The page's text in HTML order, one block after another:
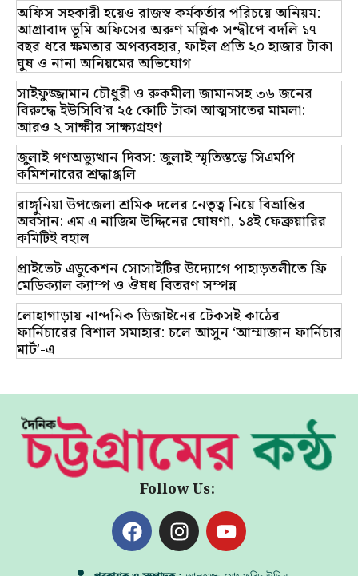
অফিস সহকারী হয়েও রাজস্ব কর্মকর্তার পরিচয়ে অনিয়ম:
আগ্রাবাদ ভূমি অফিসের অরুণ মল্লিক সন্দ্বীপে বদলি ১৭
বছর ধরে ক্ষমতার অপব্যবহার, ফাইল প্রতি ২০ হাজার টাকা
ঘুষ ও নানা অনিয়মের অভিযোগ
সাইফুজ্জামান চৌধুরী ও রুকমীলা জামানসহ ৩৬ জনের
বিরুদ্ধে ইউসিবি’র ২৫ কোটি টাকা আত্মসাতের মামলা:
আরও ২ সাক্ষীর সাক্ষ্যগ্রহণ
জুলাই গণঅভ্যুত্থান দিবস: জুলাই স্মৃতিস্তম্ভে সিএমপি
কমিশনারের শ্রদ্ধাঞ্জলি
রাঙ্গুনিয়া উপজেলা শ্রমিক দলের নেতৃত্ব নিয়ে বিভ্রান্তির
অবসান: এম এ নাজিম উদ্দিনের ঘোষণা, ১৪ই ফেব্রুয়ারির
কমিটিই বহাল
প্রাইভেট এডুকেশন সোসাইটির উদ্যোগে পাহাড়তলীতে ফ্রি
মেডিক্যাল ক্যাম্প ও ঔষধ বিতরণ সম্পন্ন
লোহাগাড়ায় নান্দনিক ডিজাইনের টেকসই কাঠের
ফার্নিচারের বিশাল সমাহার: চলে আসুন ‘আম্মাজান ফার্নিচার
মার্ট’-এ
Follow Us: